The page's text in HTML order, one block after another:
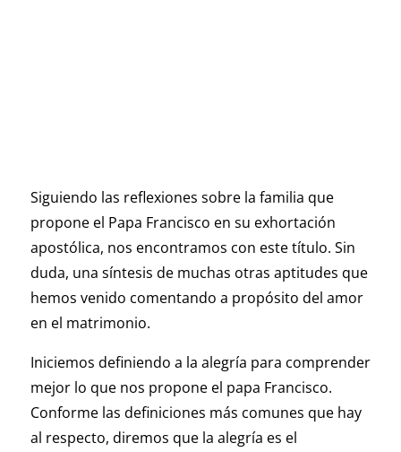
Siguiendo las reflexiones sobre la familia que
propone el Papa Francisco en su exhortación
apostólica, nos encontramos con este título. Sin
duda, una síntesis de muchas otras aptitudes que
hemos venido comentando a propósito del amor
en el matrimonio.
Iniciemos definiendo a la alegría para comprender
mejor lo que nos propone el papa Francisco.
Conforme las definiciones más comunes que hay
al respecto, diremos que la alegría es el